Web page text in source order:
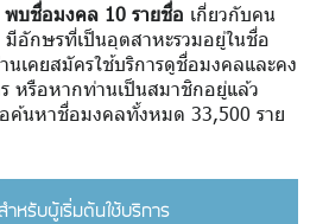
บชื่อมงคล 10 รายชื่อ เกี่ยวกับคน
อักษรที่เป็นอุตสาหะรวมอยู่ในชื่อ
เคยสมัครใช้บริการดูชื่อมงคลและคง
หรือหากท่านเป็นสมาชิกอยู่แล้ว
ค้นหาชื่อมงคลทั้งหมด 33,500 ราย
ำหรับผู้เริ่มต้นใช้บริการ